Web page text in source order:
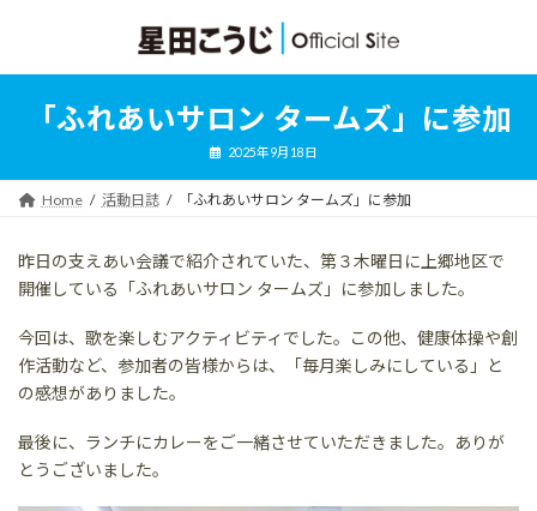
ン
ッ
ー
移
「ふれあいサロン タームズ」に参加
2025年9月18日
Home 活動日誌 「ふれあいサロン タームズ」に参加
昨日の支えあい会議で紹介されていた、第３木曜日に上郷地区で
開催している「ふれあいサロン タームズ」に参加しました。
今回は、歌を楽しむアクティビティでした。この他、健康体操や創
作活動など、参加者の皆様からは、「毎月楽しみにしている」と
の感想がありました。
最後に、ランチにカレーをご一緒させていただきました。ありが
とうございました。